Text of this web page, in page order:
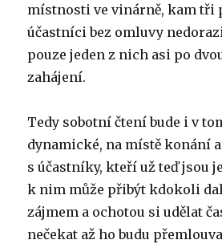
místnosti ve vinárně, kam tři
účastníci bez omluvy
pouze jeden z nich asi po
zahájení.
Tedy sobotní čtení bude i v
dynamické, na místě konání a
s účastníky, kteří už teď jsou
k nim může přibýt kdokoli
zájmem a ochotou si udělat
nečekat až ho budu